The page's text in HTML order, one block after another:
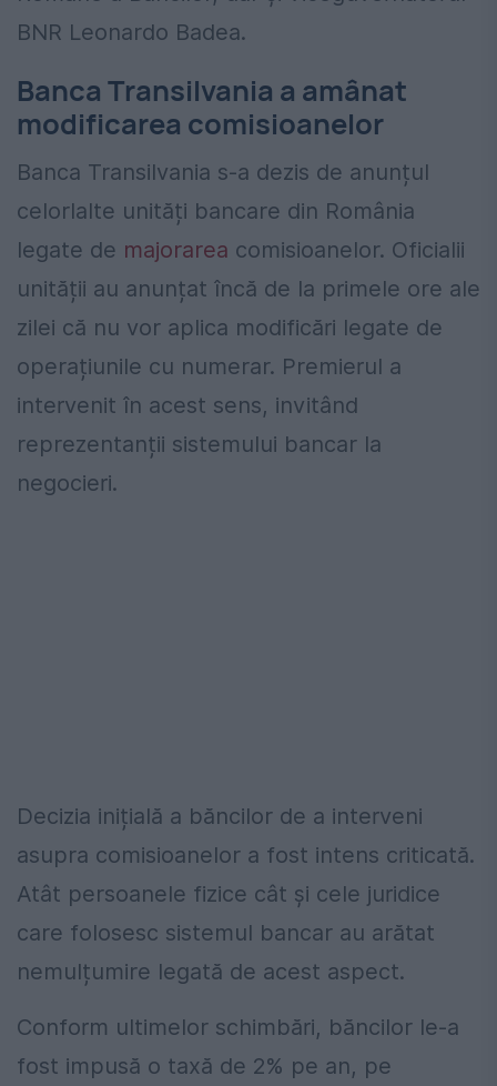
BNR Leonardo Badea.
Banca Transilvania a amânat
modificarea comisioanelor
Banca Transilvania s-a dezis de anunțul
celorlalte unități bancare din România
legate de majorarea comisioanelor. Oficialii
unității au anunțat încă de la primele ore ale
zilei că nu vor aplica modificări legate de
operațiunile cu numerar. Premierul a
intervenit în acest sens, invitând
reprezentanții sistemului bancar la
negocieri.
Decizia inițială a băncilor de a interveni
asupra comisioanelor a fost intens criticată.
Atât persoanele fizice cât și cele juridice
care folosesc sistemul bancar au arătat
nemulțumire legată de acest aspect.
Conform ultimelor schimbări, băncilor le-a
fost impusă o taxă de 2% pe an, pe